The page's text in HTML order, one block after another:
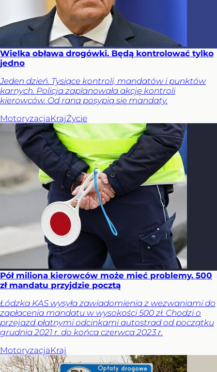
Wielka obława drogówki. Będą kontrolować tylko
jedno
Jeden dzień. Tysiące kontroli, mandatów i punktów
karnych. Policja zaplanowała akcję kontroli
kierowców. Od rana posypią się mandaty.
MotoryzacjaKrajŻycie
Pół miliona kierowców może mieć problemy. 500
zł mandatu przyjdzie pocztą
Łódzka KAS wysyła zawiadomienia z wezwaniami do
zapłacenia mandatu w wysokości 500 zł. Chodzi o
przejazd płatnymi odcinkami autostrad od początku
grudnia 2021 r. do końca czerwca 2023 r.
MotoryzacjaKraj